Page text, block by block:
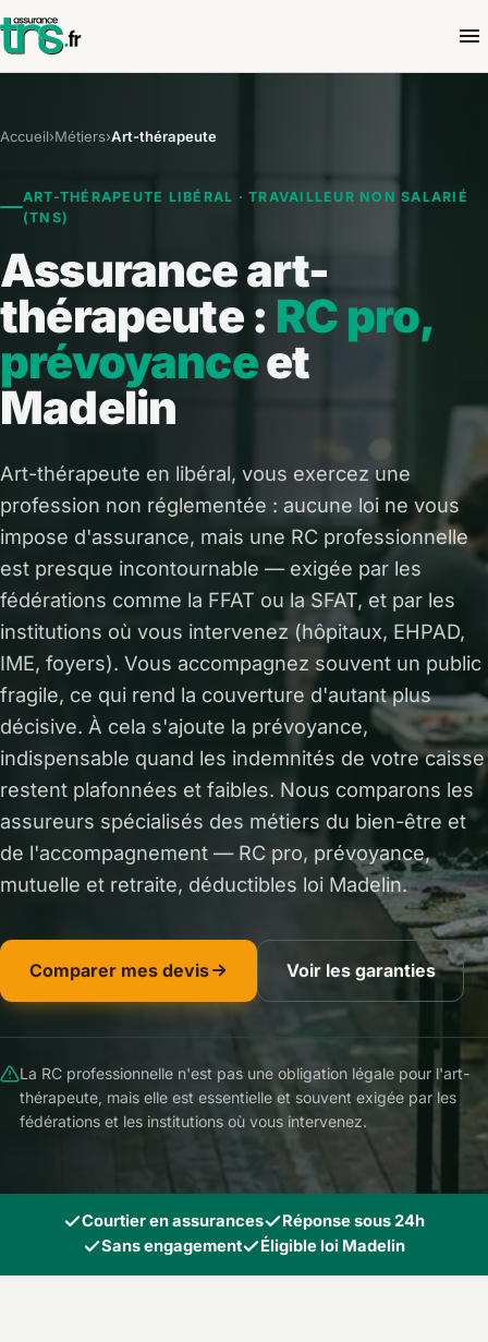
Accueil›Métiers›Art-thérapeute
ART-THÉRAPEUTE LIBÉRAL · TRAVAILLEUR NON SALARIÉ
(TNS)
Assurance art-
thérapeute : RC pro,
prévoyanceet
Madelin
Art-thérapeute en libéral, vous exercez une
profession non réglementée : aucune loi ne vous
impose d'assurance, mais une RC professionnelle
est presque incontournable — exigée par les
fédérations comme la FFAT ou la SFAT, et par les
institutions où vous intervenez (hôpitaux, EHPAD,
IME, foyers). Vous accompagnez souvent un public
fragile, ce qui rend la couverture d'autant plus
décisive. À cela s'ajoute la prévoyance,
indispensable quand les indemnités de votre caisse
restent plafonnées et faibles. Nous comparons les
assureurs spécialisés des métiers du bien-être et
de l'accompagnement — RC pro, prévoyance,
mutuelle et retraite, déductibles loi Madelin.
Comparer mes devis Voir les garanties
La RC professionnelle n'est pas une obligation légale pour l'art-
thérapeute, mais elle est essentielle et souvent exigée par les
fédérations et les institutions où vous intervenez.
Courtier en assurances
Réponse sous 24h
Sans engagement
Éligible loi Madelin